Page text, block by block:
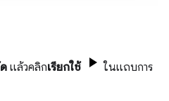
แล้วคลิกเรียกใช้
ในแถบการ